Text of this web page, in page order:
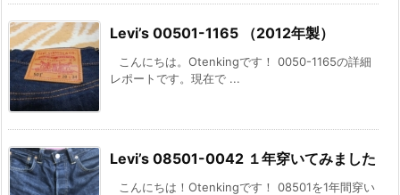
Levi’s 00501-1165 （2012年製）
こんにちは。Otenkingです！ 0050-1165の詳細
レポートです。現在で ...
Levi’s 08501-0042 １年穿いてみました
こんにちは！Otenkingです！ 08501を1年間穿い